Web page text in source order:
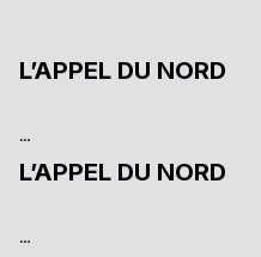
L’APPEL DU NORD
…
L’APPEL DU NORD
…